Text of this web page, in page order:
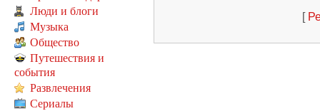
Люди и блоги
Музыка
Общество
Путешествия и
события
Развлечения
Сериалы
[